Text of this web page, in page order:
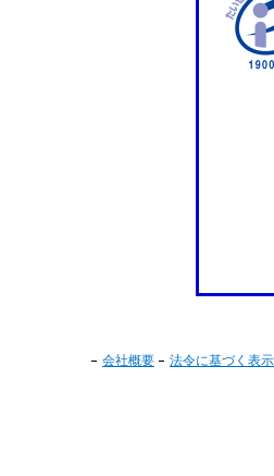
会社概要 法令に基づく表示